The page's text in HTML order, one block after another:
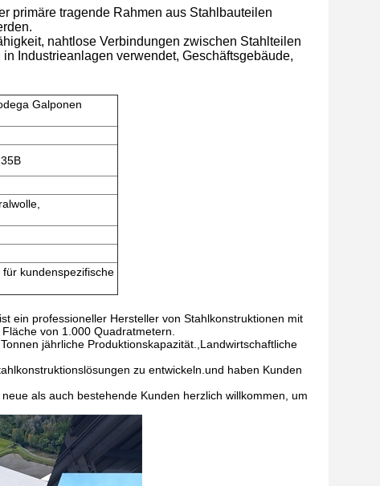
primäre tragende Rahmen aus Stahlbauteilen
nahtlose Verbindungen zwischen Stahlteilen
Industrieanlagen verwendet, Geschäftsgebäude,
Galponen
kundenspezifische
ein professioneller Hersteller von Stahlkonstruktionen mit
von 1.000 Quadratmetern.
jährliche Produktionskapazität.,Landwirtschaftliche
zu entwickeln.und haben Kunden
als auch bestehende Kunden herzlich willkommen, um